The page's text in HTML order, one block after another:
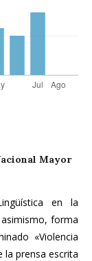
Mayor
en la
forma
«Violencia
la prensa escrita